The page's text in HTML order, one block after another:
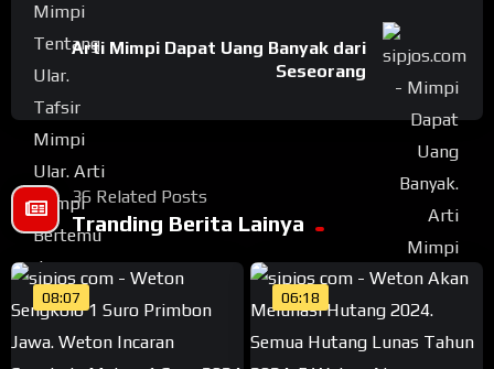
Arti Mimpi Dapat Uang Banyak dari
Seseorang
36 Related Posts
Tranding Berita Lainya
08:07 06:18